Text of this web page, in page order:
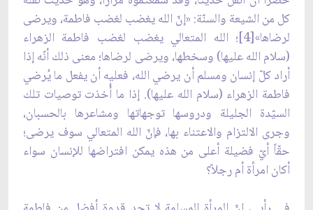
كل من الشيعة والسنّة: «إنّ الله يغضب لغضب فاطمة، ويرضى
لرضاها»[4]؛ الله المتعالي يغضب لغضب فاطمة الزهراء
(سلام الله عليها) وسخطها، ويرضى لرضاها؛ معنى ذلك أنّه إذا
أراد كلّ إنسان ومسلم أن يرضي الله، فعليه أن يفعل ما يُرضي
فاطمة الزهراء (سلام الله عليها). إذا ما أُخذت توصيات تلك
السيّدة الجليلة ودروسها توجهاتها ومشاعرها بالحسبان،
وجرى الالتزام والاعتناء بها، فإنّ الله المتعالي سوف يرضى؛
حقّاً أيّ فضيلة أعلى من هذه يمكن افتراضها للإنسان سواء
أكان امرأة أم رجلاً؟